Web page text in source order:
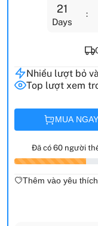
21
Days
Nhiều lượt bỏ
Top lượt xem
MUA NGAY
Đã có 60 người
Thêm vào yêu thích